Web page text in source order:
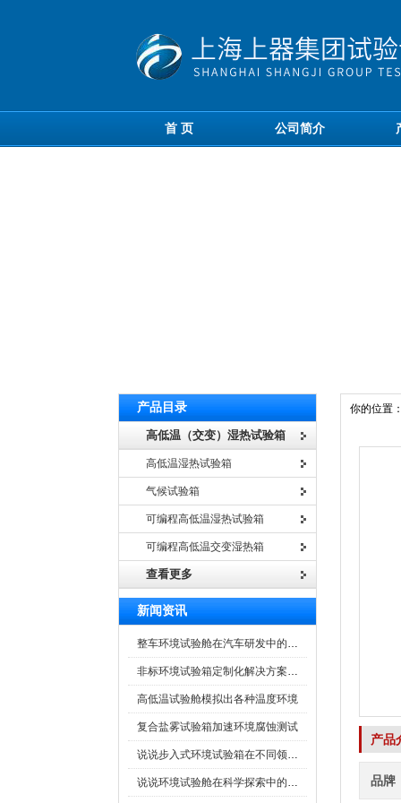
首 页 公司简介
产品目录
高低温（交变）湿热试验箱
高低温湿热试验箱
气候试验箱
可编程高低温湿热试验箱
可编程高低温交变湿热箱
查看更多
新闻资讯
整车环境试验舱在汽车研发中的作用
非标环境试验箱定制化解决方案在可靠性测试中的重要性
高低温试验舱模拟出各种温度环境
复合盐雾试验箱加速环境腐蚀测试
说说步入式环境试验箱在不同领域的应用
说说环境试验舱在科学探索中的作用
你的位置
产品
品牌